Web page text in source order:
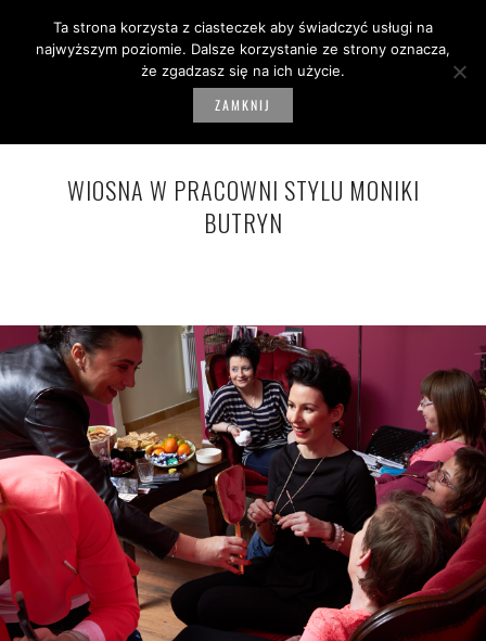
0
WIOSNA W PRACOWNI STYLU MONIKI
BUTRYN
Ta strona korzysta z ciasteczek aby świadczyć usługi na
najwyższym poziomie. Dalsze korzystanie ze strony oznacza,
że zgadzasz się na ich użycie.
ZAMKNIJ